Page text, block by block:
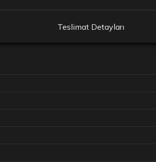
Teslimat Detayları